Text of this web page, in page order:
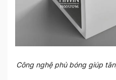
Công nghệ phủ bóng giúp